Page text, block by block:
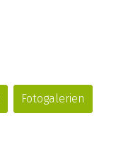
Fotogalerien